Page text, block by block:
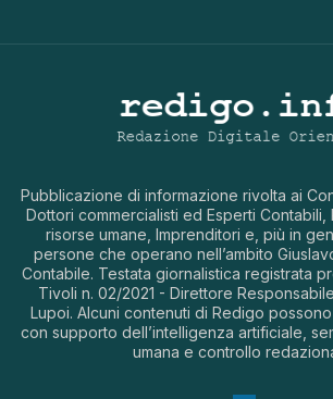
Pubblicazione di informazione rivolta ai
Dottori commercialisti ed Esperti Contabili,
risorse umane, Imprenditori e, più in
persone che operano nell’ambito
Contabile. Testata giornalistica registrata
Tivoli n. 02/2021 - Direttore
Lupoi. Alcuni contenuti di Redigo
con supporto dell’intelligenza artificiale,
umana e controllo